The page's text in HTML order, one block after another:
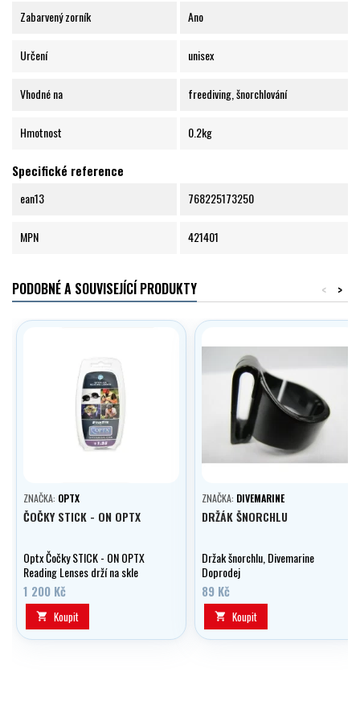
Zabarvený zorník Ano
Určení unisex
Vhodné na freediving, šnorchlování
Hmotnost 0.2kg
Specifické reference
ean13 768225173250
MPN 421401
PODOBNÉ A SOUVISEJÍCÍ PRODUKTY >
<
ZNAČKA: OPTX
ČOČKY STICK - ON OPTX
Optx Čočky STICK - ON OPTX
Reading Lenses drží na skle
vlastní adhezí. Možno použít i do
potápěčských masek, slunečních
brýli apod.
1 200 Kč
 Koupit
ZNAČKA: DIVEMARINE
DRŽÁK ŠNORCHLU
Držak šnorchlu, Divemarine
Doprodej
89 Kč
 Koupit